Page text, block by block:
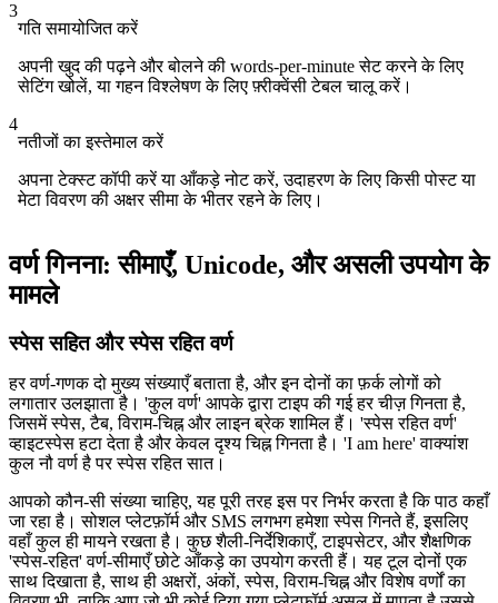
3
गति समायोजित करें
अपनी खुद की पढ़ने और बोलने की words-per-minute सेट करने के लिए
सेटिंग खोलें, या गहन विश्लेषण के लिए फ़्रीक्वेंसी टेबल चालू करें।
4
नतीजों का इस्तेमाल करें
अपना टेक्स्ट कॉपी करें या आँकड़े नोट करें, उदाहरण के लिए किसी पोस्ट या
मेटा विवरण की अक्षर सीमा के भीतर रहने के लिए।
वर्ण गिनना: सीमाएँ, Unicode, और असली उपयोग के
मामले
स्पेस सहित और स्पेस रहित वर्ण
हर वर्ण-गणक दो मुख्य संख्याएँ बताता है, और इन दोनों का फ़र्क लोगों को
लगातार उलझाता है। 'कुल वर्ण' आपके द्वारा टाइप की गई हर चीज़ गिनता है,
जिसमें स्पेस, टैब, विराम-चिह्न और लाइन ब्रेक शामिल हैं। 'स्पेस रहित वर्ण'
व्हाइटस्पेस हटा देता है और केवल दृश्य चिह्न गिनता है। 'I am here' वाक्यांश
कुल नौ वर्ण है पर स्पेस रहित सात।
आपको कौन-सी संख्या चाहिए, यह पूरी तरह इस पर निर्भर करता है कि पाठ कहाँ
जा रहा है। सोशल प्लेटफ़ॉर्म और SMS लगभग हमेशा स्पेस गिनते हैं, इसलिए
वहाँ कुल ही मायने रखता है। कुछ शैली-निर्देशिकाएँ, टाइपसेटर, और शैक्षणिक
'स्पेस-रहित' वर्ण-सीमाएँ छोटे आँकड़े का उपयोग करती हैं। यह टूल दोनों एक
साथ दिखाता है, साथ ही अक्षरों, अंकों, स्पेस, विराम-चिह्न और विशेष वर्णों का